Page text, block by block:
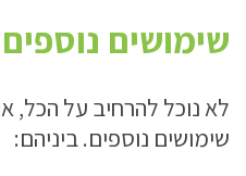
שימושים
לא נוכל להרחיב על הכל,
שימושים נוספים. ביניהם: